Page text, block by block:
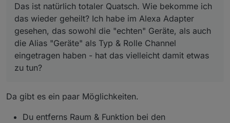
Das ist natürlich totaler Quatsch. Wie bekomme ich
das wieder geheilt? Ich habe im Alexa Adapter
gesehen, das sowohl die "echten" Geräte, als auch
die Alias "Geräte" als Typ & Rolle Channel
eingetragen haben - hat das vielleicht damit etwas
zu tun?
Da gibt es ein paar Möglichkeiten.
Du entferns Raum & Funktion bei den